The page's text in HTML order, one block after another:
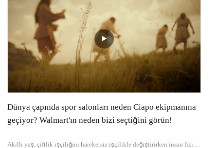
Dünya çapında spor salonları neden Ciapo ekipmanına
geçiyor? Walmart'ın neden bizi seçtiğini görün!
Akıllı yaş, çiftlik işçiliğini hareketsiz işçilikle değiştirirken insan fiziği